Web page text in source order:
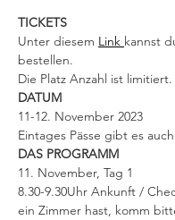
TICKETS
Unter diesem Link kannst
bestellen.
Die Platz Anzahl ist limitiert.
DATUM
11-12. November 2023
Eintages Pässe gibt es
DAS PROGRAMM
11. November, Tag 1
8.30-9.30Uhr Ankunft /
ein Zimmer hast, komm